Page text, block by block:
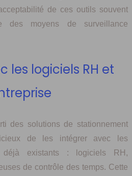
de ces outils souvent
des moyens de surveillance
les logiciels RH et
des solutions de stationnement
de les intégrer avec les
déjà existants : logiciels RH,
de contrôle des temps. Cette